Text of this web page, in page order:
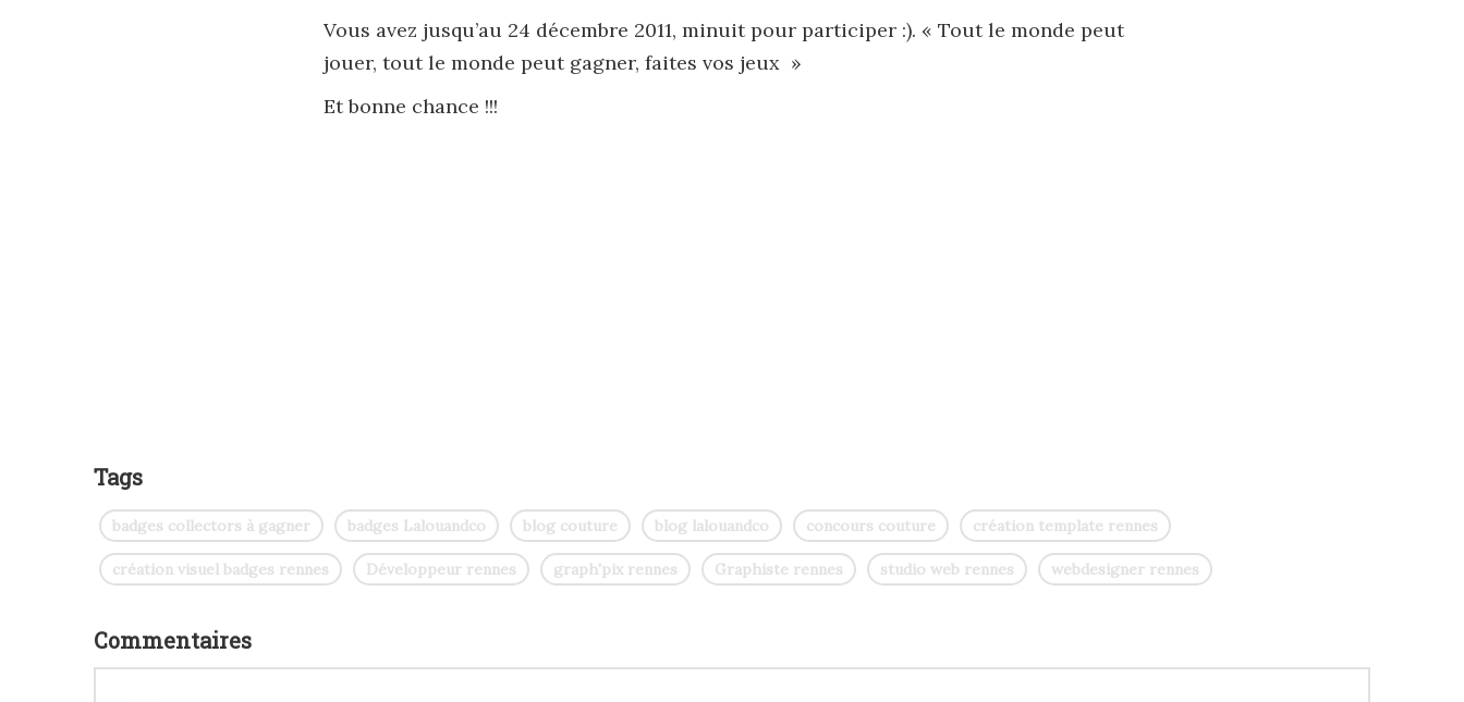
Vous avez jusqu’au 24 décembre 2011, minuit pour participer :). « Tout le monde peut
jouer, tout le monde peut gagner, faites vos jeux »
Et bonne chance !!!
Tags
badges collectors à gagner badges Lalouandco blog couture blog lalouandco concours couture création template rennes
création visuel badges rennes Développeur rennes graph'pix rennes Graphiste rennes studio web rennes webdesigner rennes
Commentaires